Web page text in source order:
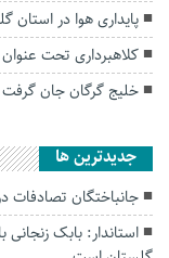
پایداری هوا در استان
کلاهبرداری تحت
خلیج گرگان جان گرفت
جديدترين ها
جانباختگان تصادفات